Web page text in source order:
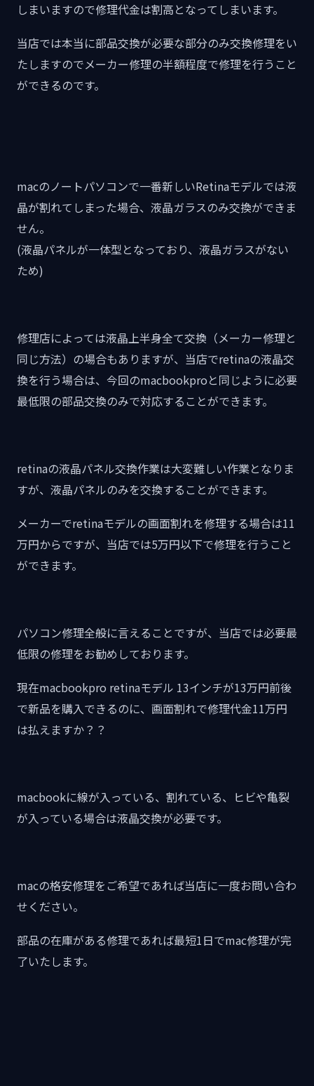
しまいますので修理代金は割高となってしまいます。
当店では本当に部品交換が必要な部分のみ交換修理をい
たしますのでメーカー修理の半額程度で修理を行うこと
ができるのです。
macのノートパソコンで一番新しいRetinaモデルでは液
晶が割れてしまった場合、液晶ガラスのみ交換ができま
せん。
(液晶パネルが一体型となっており、液晶ガラスがない
ため)
修理店によっては液晶上半身全て交換（メーカー修理と
同じ方法）の場合もありますが、当店でretinaの液晶交
換を行う場合は、今回のmacbookproと同じように必要
最低限の部品交換のみで対応することができます。
retinaの液晶パネル交換作業は大変難しい作業となりま
すが、液晶パネルのみを交換することができます。
メーカーでretinaモデルの画面割れを修理する場合は11
万円からですが、当店では5万円以下で修理を行うこと
ができます。
パソコン修理全般に言えることですが、当店では必要最
低限の修理をお勧めしております。
現在macbookpro retinaモデル 13インチが13万円前後
で新品を購入できるのに、画面割れで修理代金11万円
は払えますか？？
macbookに線が入っている、割れている、ヒビや亀裂
が入っている場合は液晶交換が必要です。
macの格安修理をご希望であれば当店に一度お問い合わ
せください。
部品の在庫がある修理であれば最短1日でmac修理が完
了いたします。